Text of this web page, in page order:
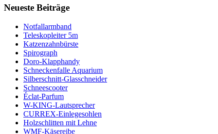
Neueste Beiträge
Notfallarmband
Teleskopleiter 5m
Katzenzahnbürste
Spirograph
Doro-Klapphandy
Schneckenfalle Aquarium
Silberschnitt-Glasschneider
Schneescooter
Éclat-Parfum
W-KING-Lautsprecher
CURREX-Einlegesohlen
Holzschlitten mit Lehne
WMF-Käsereibe